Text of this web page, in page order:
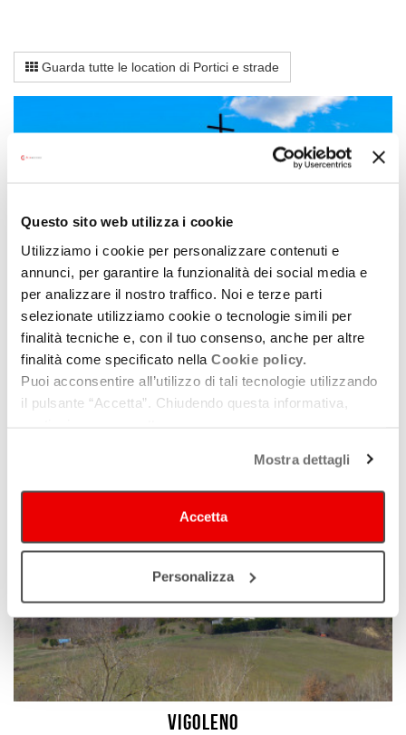
Questo sito web utilizza i cookie
Utilizziamo i cookie per personalizzare contenuti e
annunci, per garantire la funzionalità dei social media e
per analizzare il nostro traffico. Noi e terze parti
selezionate utilizziamo cookie o tecnologie simili per
finalità tecniche e, con il tuo consenso, anche per altre
finalità come specificato nella Cookie policy.
Puoi acconsentire all’utilizzo di tali tecnologie utilizzando
il pulsante “Accetta”. Chiudendo questa informativa,
Mostra dettagli
Accetta
Personalizza
Guarda tutte le location di Portici e strade
quartiere Barca - Treno
Vigoleno